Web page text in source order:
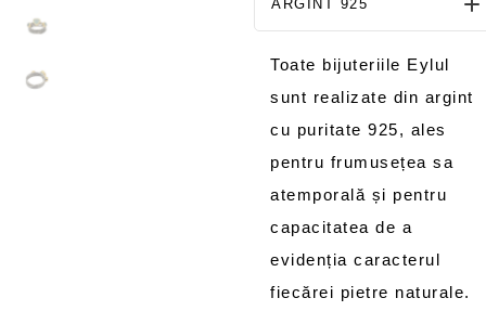
ARGINT 925
Toate bijuteriile Eylul
sunt realizate din argint
cu puritate 925, ales
pentru frumusețea sa
atemporală și pentru
capacitatea de a
evidenția caracterul
fiecărei pietre naturale.